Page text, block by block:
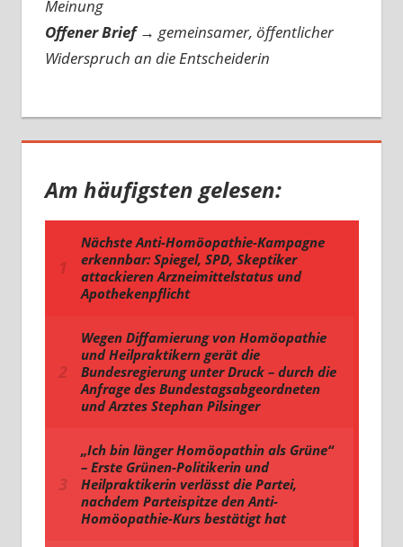
Meinung
Offener Brief → gemeinsamer, öffentlicher
Widerspruch an die Entscheiderin
Am häufigsten gelesen: